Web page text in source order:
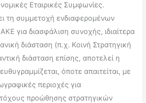
Εταιρικές Συμφωνίες.
τη συμμετοχή ενδιαφερομένων
για διασφάλιση συνοχής, ιδιαίτερα
διάσταση (π.χ. Κοινή Στρατηγική
διάσταση επίσης, αποτελεί η
όποτε απαιτείται, με
περιοχές για
προώθησης στρατηγικών